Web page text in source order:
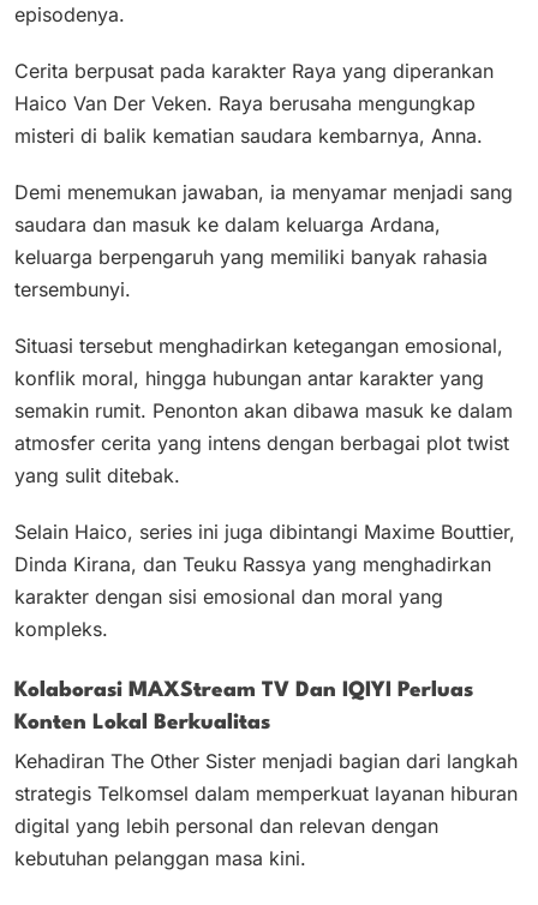
episodenya.
Cerita berpusat pada karakter Raya yang diperankan
Haico Van Der Veken. Raya berusaha mengungkap
misteri di balik kematian saudara kembarnya, Anna.
Demi menemukan jawaban, ia menyamar menjadi sang
saudara dan masuk ke dalam keluarga Ardana,
keluarga berpengaruh yang memiliki banyak rahasia
tersembunyi.
Situasi tersebut menghadirkan ketegangan emosional,
konflik moral, hingga hubungan antar karakter yang
semakin rumit. Penonton akan dibawa masuk ke dalam
atmosfer cerita yang intens dengan berbagai plot twist
yang sulit ditebak.
Selain Haico, series ini juga dibintangi Maxime Bouttier,
Dinda Kirana, dan Teuku Rassya yang menghadirkan
karakter dengan sisi emosional dan moral yang
kompleks.
Kolaborasi MAXStream TV Dan IQIYI Perluas
Konten Lokal Berkualitas
Kehadiran The Other Sister menjadi bagian dari langkah
strategis Telkomsel dalam memperkuat layanan hiburan
digital yang lebih personal dan relevan dengan
kebutuhan pelanggan masa kini.